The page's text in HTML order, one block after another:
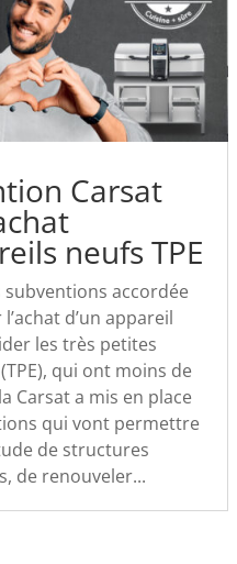
Carsat
neufs TPE
subventions accordée
d’un appareil
les très petites
qui ont moins de
Carsat a mis en place
qui vont permettre
de structures
de renouveler...